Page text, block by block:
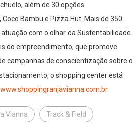
além de 30 opções
Bambu e Pizza Hut. Mais de 350
com o olhar da Sustentabilidade.
do empreendimento, que promove
campanhas de conscientização sobre o
o shopping center está
www.shoppingranjavianna. com.br.
Vianna Track & Field